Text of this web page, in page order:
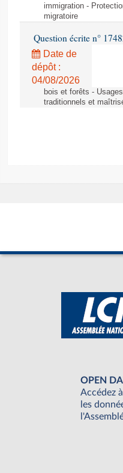
immigration -
migratoire
Question écrite n°
Date de
dépôt :
04/08/2026
bois et forêts -
traditionnels et
OPEN
Accédez
les